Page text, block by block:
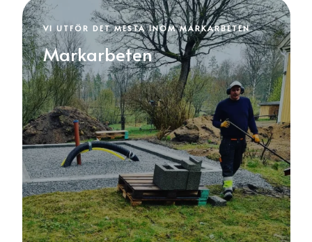
VI UTFÖR DET MESTA INOM MARKARBETEN
Markarbeten